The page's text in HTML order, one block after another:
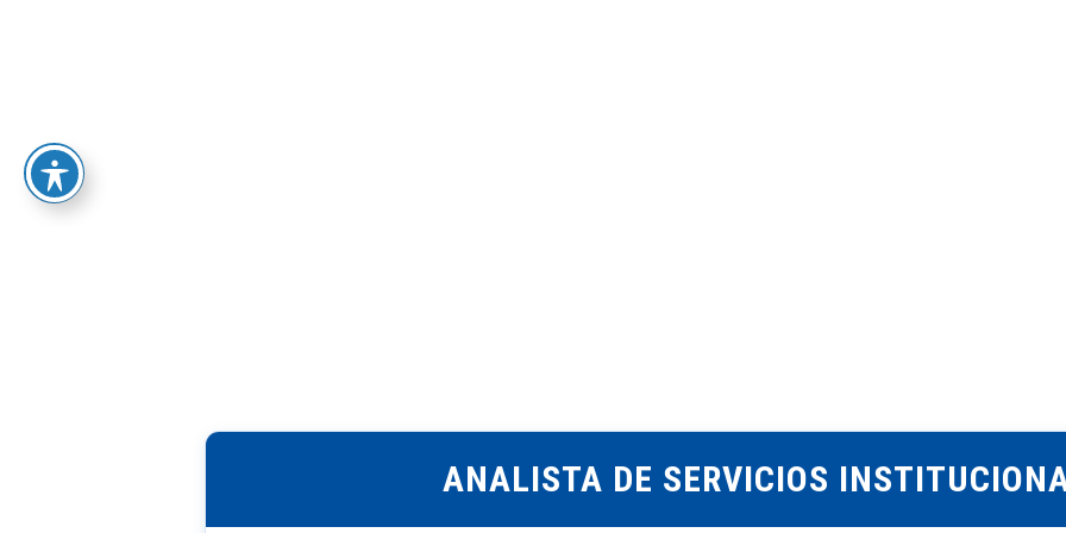
ANALISTA DE SERVICIOS